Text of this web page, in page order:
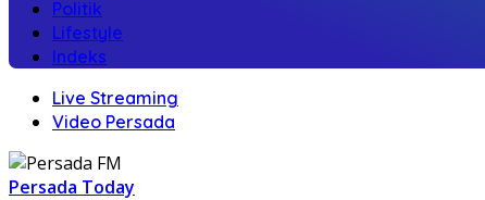
Politik
Lifestyle
Indeks
Live Streaming
Video Persada
Persada Today